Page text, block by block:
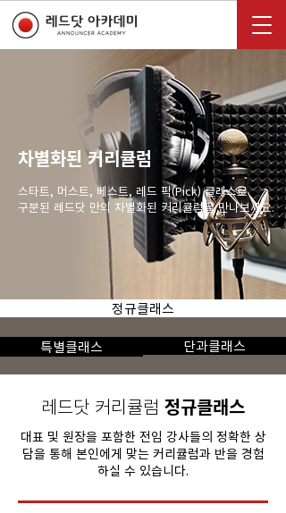
차별화된 커리큘럼
스타트, 머스트, 베스트, 레드 픽(Pick) 클래스로
​구분된 레드닷 만의 차별화된 커리큘럼을 만나보세요.
정규클래스
특별클래스
단과클래스
레드닷 커리큘럼 정규클래스
대표 및 원장을 포함한 전임 강사들의 정확한 상
담을 통해 본인에게 맞는 커리큘럼과 반을 경험
하실 수 있습니다.